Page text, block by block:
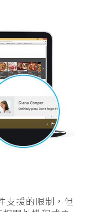
支援的限制，但